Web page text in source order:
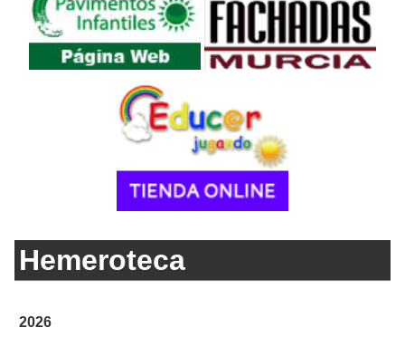
Hemeroteca
2026